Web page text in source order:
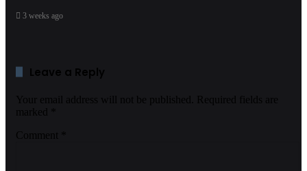
3 weeks ago
Leave a Reply
Your email address will not be published.
Required fields are
marked
Comment